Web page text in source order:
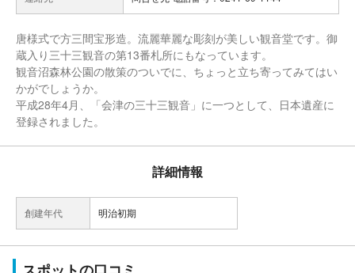
唐様式で方三間宝形造。流麗華麗な彫刻が美しい観音堂です。御
蔵入り三十三観音の第13番札所にもなっています。
観音沼森林公園の散策のついでに、ちょっと立ち寄ってみてはい
かがでしょうか。
平成28年4月、「会津の三十三観音」に一つとして、日本遺産に
登録されました。
詳細情報
創建年代 明治初期